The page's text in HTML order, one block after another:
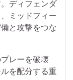
ディフェンダ
ミッドフィー
と攻撃をつな
レーを破壊
を配分する重